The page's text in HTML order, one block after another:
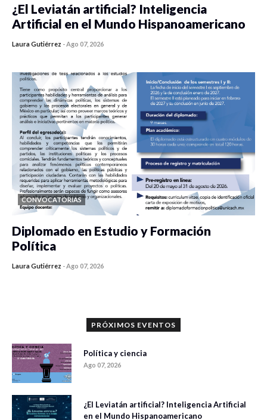
¿El Leviatán artificial? Inteligencia
Artificial en el Mundo Hispanoamericano
Laura Gutiérrez -Ago 07, 2026
CONVOCATORIAS
Diplomado en Estudio y Formación
Política
Laura Gutiérrez -Ago 07, 2026
PRÓXIMOS EVENTOS
Política y ciencia
Ago 07, 2026
¿El Leviatán artificial? Inteligencia Artificial
en el Mundo Hispanoamericano